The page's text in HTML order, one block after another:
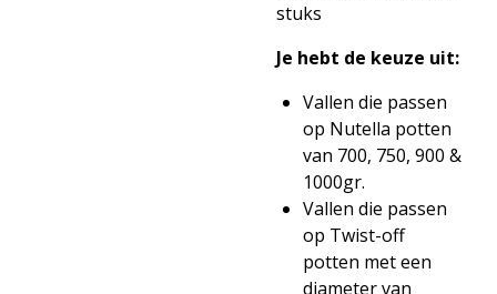
stuks
Je hebt de keuze uit:
Vallen die passen
op Nutella potten
van 700, 750, 900 &
1000gr.
Vallen die passen
op Twist-off
potten met een
diameter van